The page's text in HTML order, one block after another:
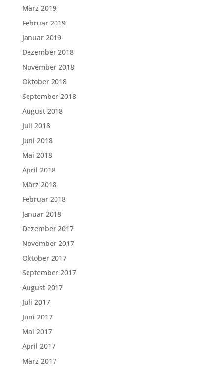
März 2019
Februar 2019
Januar 2019
Dezember 2018
November 2018
Oktober 2018
September 2018
August 2018
Juli 2018
Juni 2018
Mai 2018
April 2018
März 2018
Februar 2018
Januar 2018
Dezember 2017
November 2017
Oktober 2017
September 2017
August 2017
Juli 2017
Juni 2017
Mai 2017
April 2017
März 2017